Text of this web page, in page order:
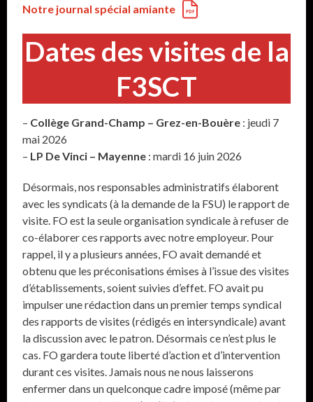
Notre journal spécial amiante
Dates des visites de la
F3SCT
– Collège Grand-Champ – Grez-en-Bouère : jeudi 7
mai 2026
– LP De Vinci – Mayenne : mardi 16 juin 2026
Désormais, nos responsables administratifs élaborent
avec les syndicats (à la demande de la FSU) le rapport de
visite. FO est la seule organisation syndicale à refuser de
co-élaborer ces rapports avec notre employeur. Pour
rappel, il y a plusieurs années, FO avait demandé et
obtenu que les préconisations émises à l’issue des visites
d’établissements, soient suivies d’effet. FO avait pu
impulser une rédaction dans un premier temps syndical
des rapports de visites (rédigés en intersyndicale) avant
la discussion avec le patron. Désormais ce n’est plus le
cas. FO gardera toute liberté d’action et d’intervention
durant ces visites. Jamais nous ne nous laisserons
enfermer dans un quelconque cadre imposé (même par